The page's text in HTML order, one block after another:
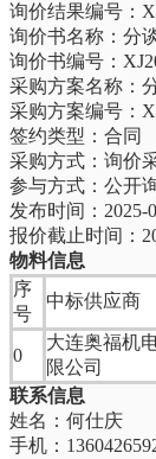
询价结果编号：
询价书名称：分
询价书编号：
采购方案名称：
采购方案编号：
签约类型：合同
采购方式：询价
参与方式：公开
发布时间：2025-
报价截止时间：
物料信息
序
号
中标供应商
0
大连奥福机
限公司
联系信息
姓名：何仕庆
手机：